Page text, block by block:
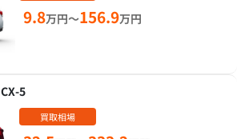
9.8万円～156.9万円
CX-5
買取相場